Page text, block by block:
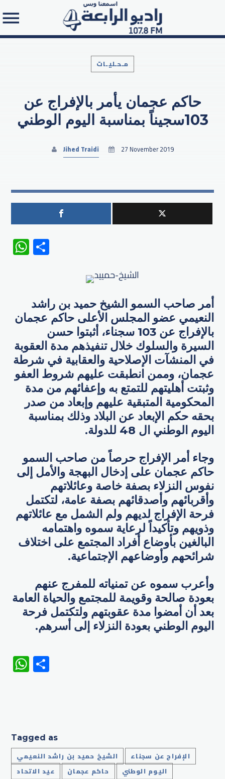
Search in the website:
مـحـليـات
حاكم عجمان يأمر بالإفراج عن
103سجيناً بمناسبة اليوم الوطني
Jihed Traidi 27 November 2019
WhatsApp
أمر صاحب السمو الشيخ حميد بن راشد
النعيمي عضو المجلس الأعلى حاكم عجمان
بالإفراج عن 103 سجناء، أثبتوا حسن
السيرة والسلوك خلال تنفيذهم مدة العقوبة
في المنشآت الإصلاحية والعقابية في شرطة
عجمان، وممن انطبقت عليهم شروط العفو
وثبتت أهليتهم للتمتع به وإعفائهم من مدة
المحكومية المتبقية عليهم وإبعاد من صدر
بحقه حكم الإبعاد عن البلاد وذلك بمناسبة
اليوم الوطني ال 48 للدولة.
وجاء أمر الإفراج حرصاً من صاحب السمو
حاكم عجمان على إدخال البهجة والأمل إلى
نفوس النزلاء بصفة خاصة وعائلاتهم
وأقربائهم وأصدقائهم بصفة عامة، لتكتمل
فرحة الإفراج لديهم ولم الشمل مع عائلاتهم
وذويهم وتأكيداً لرعاية سموه واهتمامه
البالغين بأوضاع أفراد المجتمع على اختلاف
شرائحهم وأوضاعهم الإجتماعية.
وأعرب سموه عن تمنياته للمفرج عنهم
بعودة صالحة وقويمة للمجتمع والحياة العامة
بعد أن أمضوا مدة عقوبتهم ولتكتمل فرحة
اليوم الوطني بعودة النزلاء إلى أسرهم.
WhatsApp
Tagged as
الإفراج عن سجناء
الشيخ حميد بن راشد النعيمي
اليوم الوطني
حاكم عجمان عيد الاتحاد